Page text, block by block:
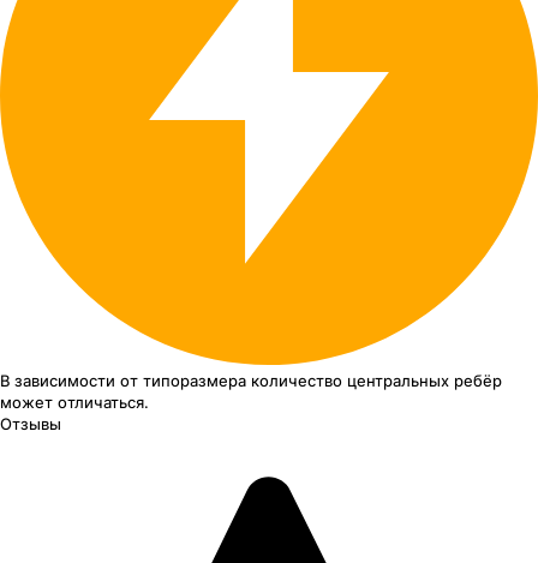
В зависимости от типоразмера количество центральных ребёр
может отличаться.
Отзывы